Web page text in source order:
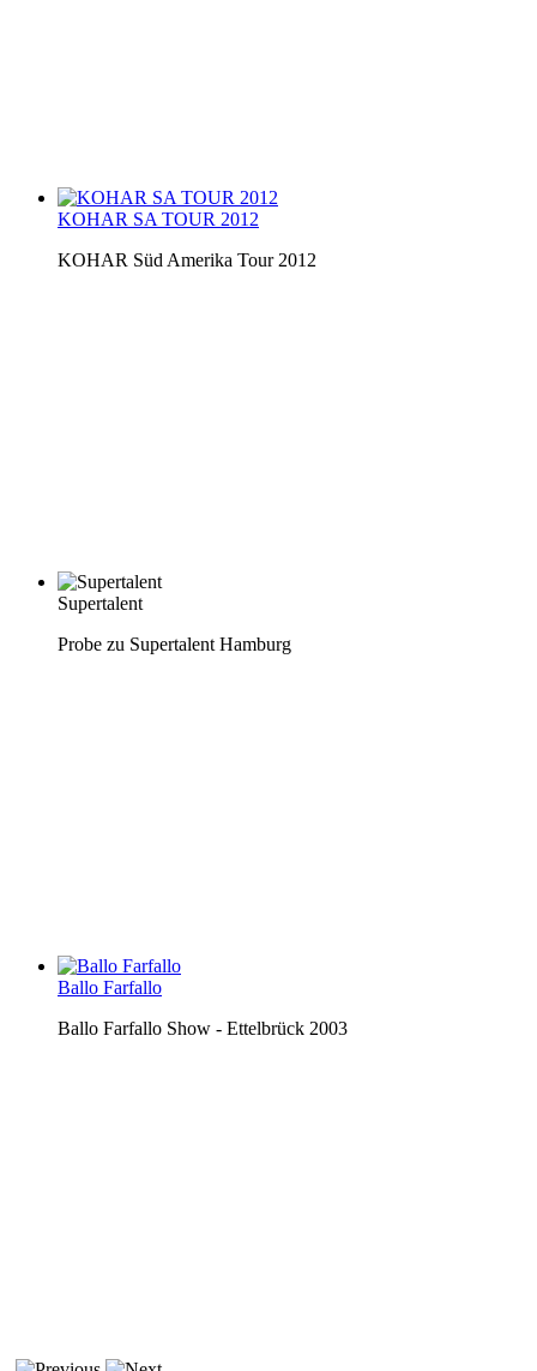
KOHAR SA TOUR 2012
KOHAR Süd Amerika Tour 2012
Supertalent
Probe zu Supertalent Hamburg
Ballo Farfallo
Ballo Farfallo Show - Ettelbrück 2003